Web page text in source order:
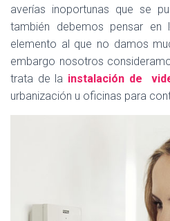
averías inoportunas que se
también debemos pensar en
elemento al que no damos
embargo nosotros
trata de la instalación de
urbanización u oficinas para